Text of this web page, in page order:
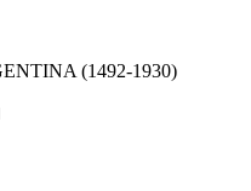
(1492-1930)